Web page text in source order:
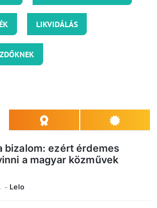
LIKVIDÁLÁS
bizalom: ezért érdemes
a magyar közművek
Lelo